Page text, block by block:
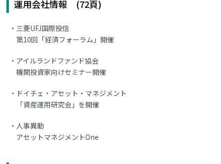
運用会社情報 (72頁)
三菱UFJ国際投信
第10回「経済フォーラム」開催
アイルランドファンド協会
機関投資家向けセミナー開催
ドイチェ・アセット・マネジメント
「資産運用研究会」を開催
人事異動
アセットマネジメントOne